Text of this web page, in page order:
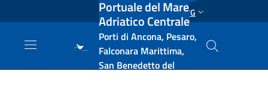
Salta al contenuto principale ENG
Portuale del Mare
Adriatico Centrale
Porti di Ancona, Pesaro,
Falconara Marittima,
San Benedetto del